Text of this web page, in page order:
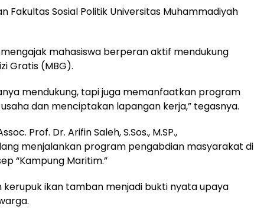
Fakultas Sosial Politik Universitas Muhammadiyah
mahasiswa berperan aktif mendukung
Gratis (MBG).
mendukung, tapi juga memanfaatkan program
dan menciptakan lapangan kerja,” tegasnya.
Prof. Dr. Arifin Saleh, S.Sos., M.SP.,
menjalankan program pengabdian masyarakat di
“Kampung Maritim.”
ikan tamban menjadi bukti nyata upaya